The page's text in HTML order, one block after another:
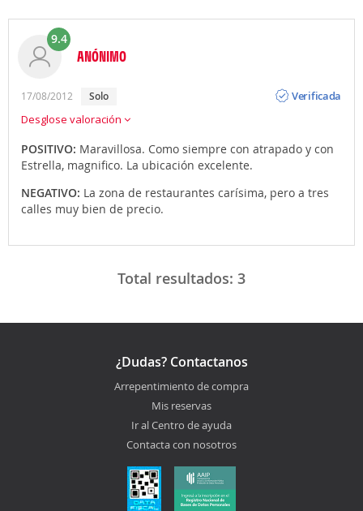
9.4
ANÓNIMO
17/08/2012 Solo
Verificada
Desglose valoración
POSITIVO: Maravillosa. Como siempre con atrapado y con
Estrella, magnifico. La ubicación excelente.
NEGATIVO: La zona de restaurantes carísima, pero a tres
calles muy bien de precio.
Total resultados: 3
¿Dudas? Contactanos
Arrepentimiento de compra
Mis reservas
Ir al Centro de ayuda
Contacta con nosotros